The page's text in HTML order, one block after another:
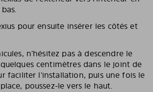
pour ensuite insérer les côtés et
n’hésitez pas à descendre le
centimètres dans le joint de
faciliter l’installation, puis une fois le
poussez-le vers le haut.